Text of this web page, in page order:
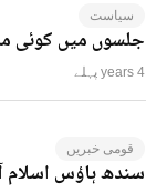
سیاست
جلسوں میں کوئی
4 years پہلے
قومی خبریں
سندھ ہاؤس اسلام آباد میں 24 ایم این ایز موجود